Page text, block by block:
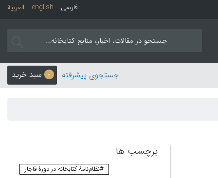
العربیة english فارسی
0 سبد خرید جستجوی پیشرفته
برچسب ها
#نظام‌نامۀ کتابخانه در دورۀ قاجار